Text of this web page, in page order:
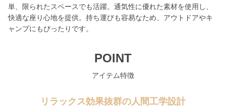
単、限られたスペースでも活躍。通気性に優れた素材を使用し、
快適な座り心地を提供。持ち運びも容易なため、アウトドアやキ
ャンプにもぴったりです。
POINT
アイテム特徴
リラックス効果抜群の人間工学設計